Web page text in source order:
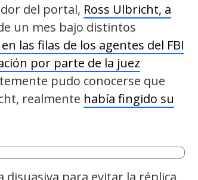
del portal, Ross Ulbricht, a
un mes bajo distintos
las filas de los agentes del FBI
por parte de la juez
pudo conocerse que
realmente había fingido su
disuasiva para evitar la réplica